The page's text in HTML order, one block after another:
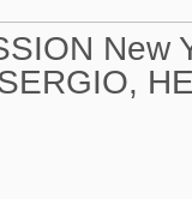
New